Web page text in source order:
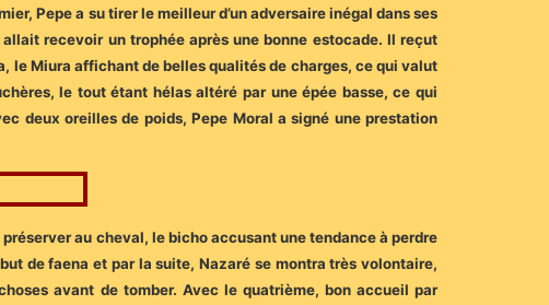
Pepe a su tirer le meilleur d’un adversaire inégal dans ses
recevoir un trophée après une bonne estocade. Il reçut
le Miura affichant de belles qualités de charges, ce qui valut
le tout étant hélas altéré par une épée basse, ce qui
deux oreilles de poids, Pepe Moral a signé une prestation
au cheval, le bicho accusant une tendance à perdre
de faena et par la suite, Nazaré se montra très volontaire,
avant de tomber. Avec le quatrième, bon accueil par